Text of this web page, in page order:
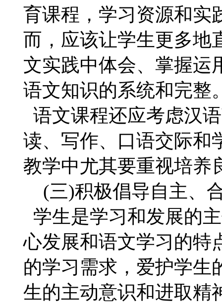
育课程，学习资源和实
而，应该让学生更多地
文实践中体会、掌握运
语文知识的系统和完整
语文课程还应考虑汉
读、写作、口语交际和
教学中尤其要重视培养
(三)积极倡导自主、
学生是学习和发展的
心发展和语文学习的特
的学习需求，爱护学生
生的主动意识和进取精